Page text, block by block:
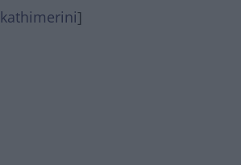
kathimerini]